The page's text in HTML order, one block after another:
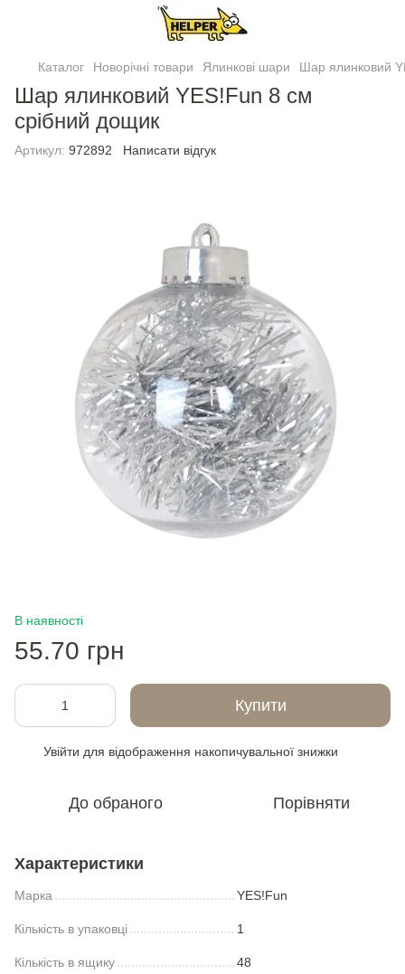
Каталог Новорічні товари Ялинковi шари Шар ялинковий
Шар ялинковий YES!Fun 8 см
срiбний дощик
Артикул: 972892 Написати відгук
В наявності
55.70 грн
Купити
Увійти для відображення накопичувальної знижки
До обраного Порівняти
Характеристики
Марка YES!Fun
Кількість в упаковці 1
Кількість в ящику 48